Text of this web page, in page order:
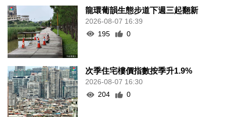
龍環葡韻生態步道下週三起翻新
2026-08-07 16:39
195
0
次季住宅樓價指數按季升1.9%
2026-08-07 16:30
204
0